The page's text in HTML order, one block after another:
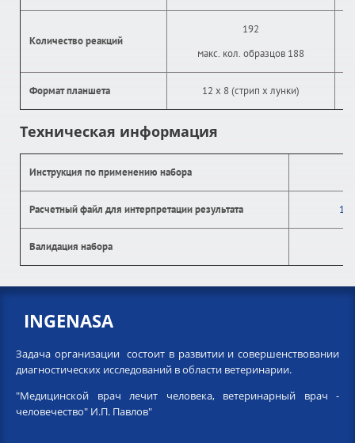
INGENASA
Задача организации состоит в развитии и совершенствовании
диагностических исследований в области ветеринарии.
"Медицинской врач лечит человека, ветеринарный врач -
человечество" И.П. Павлов"
Количество реакций
192
макс. кол. образцов 188
Формат планшета 12 х 8 (стрип х лунки)
Техническая информация
Инструкция по применению набора
Расчетный файл для интерпретации результата
Валидация набора